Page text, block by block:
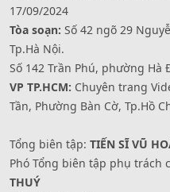
17/09/2024
Tòa soạn: Số 42 ngõ 29
Tp.Hà Nội.
Số 142 Trần Phú, phường Hà
VP TP.HCM: Chuyên trang
Tần, Phường Bàn Cờ, Tp.Hồ
Tổng biên tập: TIẾN SĨ VŨ
Phó Tổng biên tập phụ trách
THUÝ